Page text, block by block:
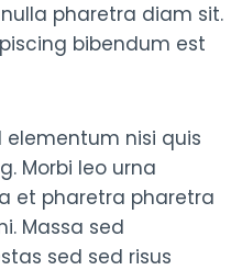
pharetra diam sit.
bibendum est
nisi quis
Morbi leo urna
et pharetra pharetra
Massa sed
sed sed risus